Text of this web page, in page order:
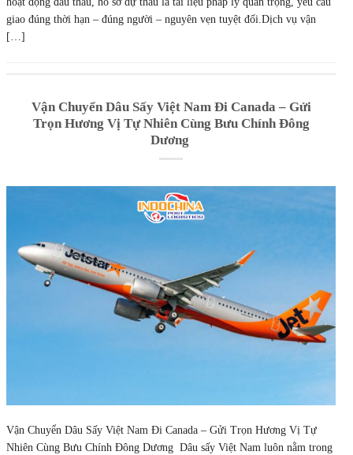
giao đúng thời hạn – đúng người – nguyên vẹn tuyệt đối.Dịch vụ vận
[…]
Vận Chuyển Dâu Sấy Việt Nam Đi Canada – Gửi
Trọn Hương Vị Tự Nhiên Cùng Bưu Chính Đông
Dương
Vận Chuyển Dâu Sấy Việt Nam Đi Canada – Gửi Trọn Hương Vị Tự
Nhiên Cùng Bưu Chính Đông Dương Dâu sấy Việt Nam luôn nằm trong